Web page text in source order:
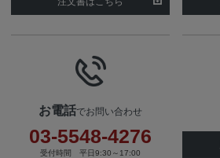
お電話でお問い合わせ
03-5548-4276
受付時間 平日9:30～17:00